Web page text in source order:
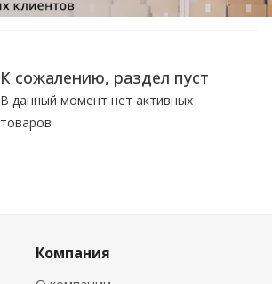
К сожалению, раздел пуст
В данный момент нет активных
товаров
Компания